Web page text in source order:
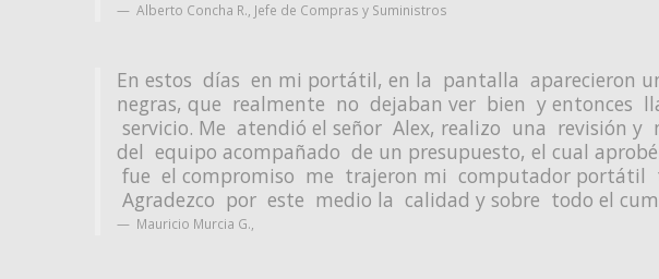
Alberto Concha R. Jefe de Compras y Suministros
En estos días en mi portátil, en la pantalla aparecieron
negras, que realmente no dejaban ver bien y entonces
servicio. Me atendió el señor Alex, realizo una revisión
del equipo acompañado de un presupuesto, el cual
fue el compromiso me trajeron mi computador portátil
Agradezco por este medio la calidad y sobre todo el
Mauricio Murcia G.